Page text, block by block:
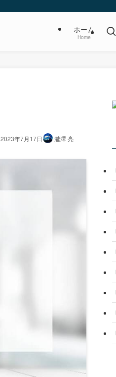
ホーム
Home
2023年7月17日 瀧澤 亮